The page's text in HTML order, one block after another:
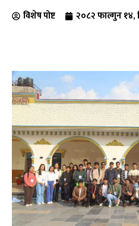
विशेष पोष्ट २०८२ फाल्गुन १४,